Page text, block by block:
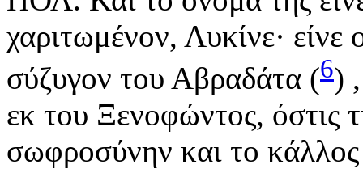
χαριτωμένον, Λυκίνε·
σύζυγον του Αβραδάτα (6)
εκ του Ξενοφώντος, όστις
σωφροσύνην και το κάλλος